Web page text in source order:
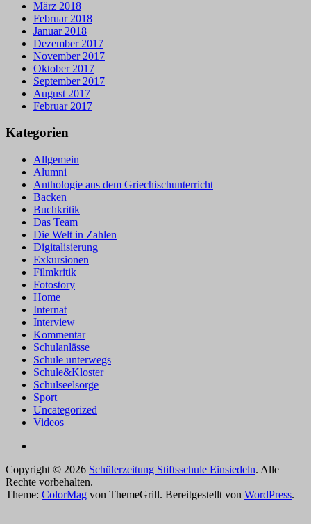
März 2018
Februar 2018
Januar 2018
Dezember 2017
November 2017
Oktober 2017
September 2017
August 2017
Februar 2017
Kategorien
Allgemein
Alumni
Anthologie aus dem Griechischunterricht
Backen
Buchkritik
Das Team
Die Welt in Zahlen
Digitalisierung
Exkursionen
Filmkritik
Fotostory
Home
Internat
Interview
Kommentar
Schulanlässe
Schule unterwegs
Schule&Kloster
Schulseelsorge
Sport
Uncategorized
Videos
Copyright © 2026 Schülerzeitung Stiftsschule Einsiedeln. Alle
Rechte vorbehalten.
Theme: ColorMag von ThemeGrill. Bereitgestellt von WordPress.